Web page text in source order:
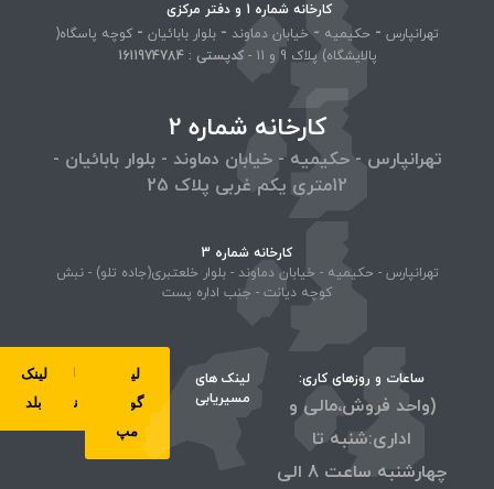
کارخانه شماره 1 و دفتر مرکزی
تهرانپارس - حکیمیه - خیابان دماوند - بلوار بابائیان - کوچه پاسگاه(
پالایشگاه) پلاک 9 و 11 -
کد‌پستی : 1611974784
کارخانه شماره 2
تهرانپارس - حکیمیه - خیابان دماوند - بلوار بابائیان -
12متری یکم غربی پلاک 25
کارخانه شماره 3
تهرانپارس - حکیمیه - خیابان دماوند - بلوار خلعتبری(جاده تلو) - نبش
کوچه دیانت - جنب اداره پست
ساعات و روزهای کاری:
(واحد فروش،مالی و
اداری:شنبه تا
چهارشنبه ساعت 8 الی
لینک های
مسیریابی
لینک
گوگل
مپ
لینک
نشان
لینک
بلد